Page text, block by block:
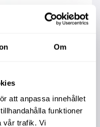
Om
att anpassa innehållet
funktioner
vår trafik. Vi
Atv Kombivagn Max
Köpa större mängd?
23 590,00